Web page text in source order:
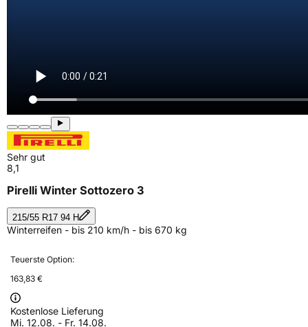
Sehr gut
8,1
Pirelli Winter Sottozero 3
215/55 R17 94 H
Winterreifen - bis 210 km/h - bis 670 kg
Teuerste Option:
163,83 €
Kostenlose Lieferung
Mi. 12.08. - Fr. 14.08.